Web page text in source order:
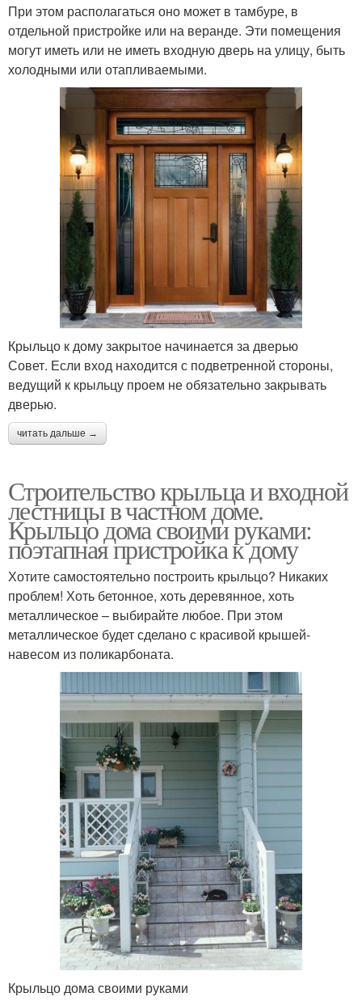
При этом располагаться оно может в тамбуре, в
отдельной пристройке или на веранде. Эти помещения
могут иметь или не иметь входную дверь на улицу, быть
холодными или отапливаемыми.
Крыльцо к дому закрытое начинается за дверью
Совет. Если вход находится с подветренной стороны,
ведущий к крыльцу проем не обязательно закрывать
дверью.
читать дальше →
Строительство крыльца и входной
лестницы в частном доме.
Крыльцо дома своими руками:
поэтапная пристройка к дому
Хотите самостоятельно построить крыльцо? Никаких
проблем! Хоть бетонное, хоть деревянное, хоть
металлическое – выбирайте любое. При этом
металлическое будет сделано с красивой крышей-
навесом из поликарбоната.
Крыльцо дома своими руками